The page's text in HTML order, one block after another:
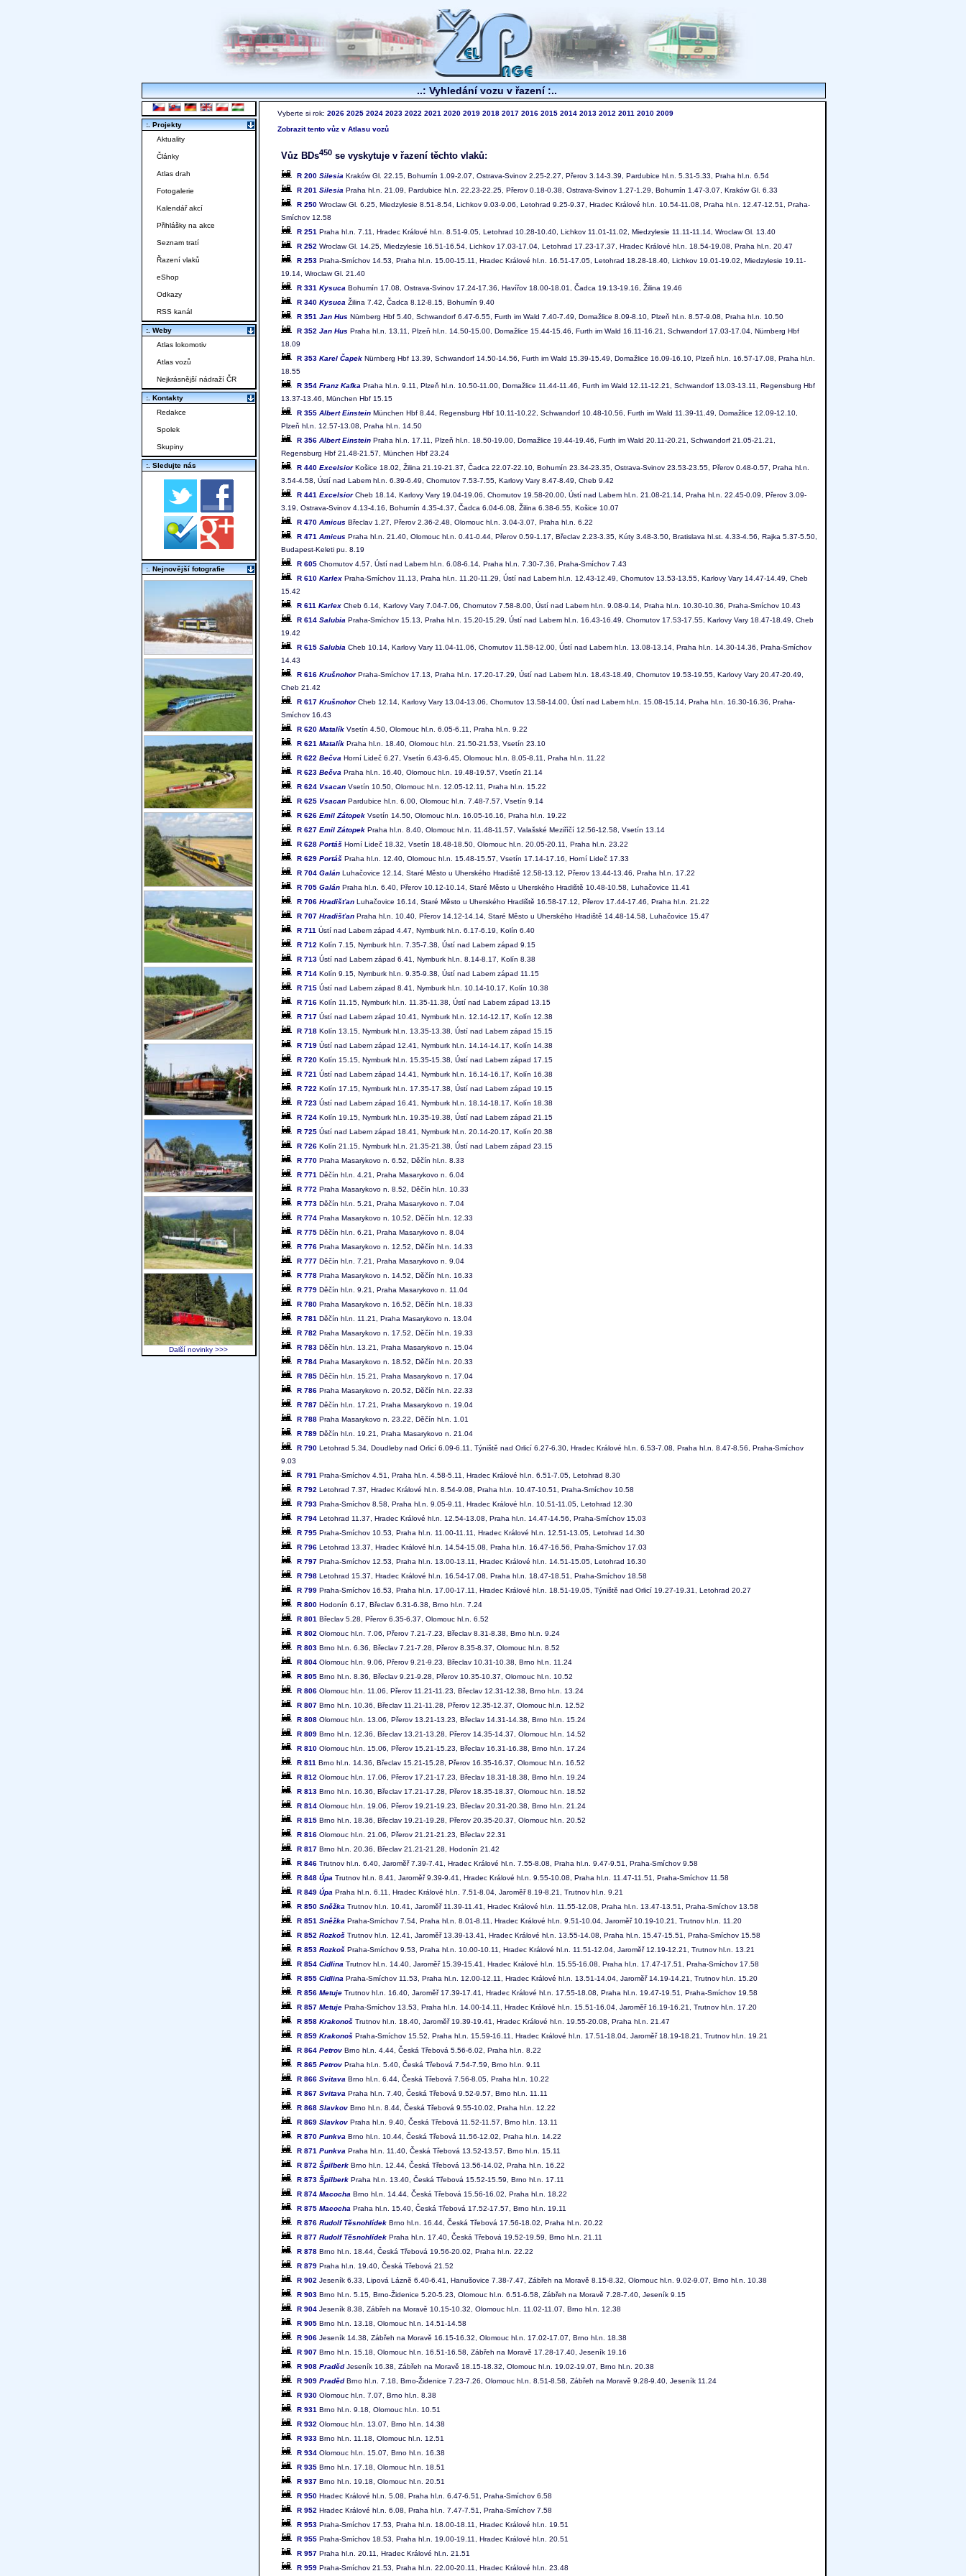
..: Vyhledání vozu v řazení :..
Vyberte si rok: 2026 2025 2024 2023 2022 2021 2020 2019 2018 2017 2016 2015 2014 2013 2012 2011 2010 2009
Zobrazit tento vůz v Atlasu vozů
Vůz BDs450 se vyskytuje v řazení těchto vlaků:
R 200 Silesia Kraków Gl. 22.15, Bohumín 1.09-2.07, Ostrava-Svinov 2.25-2.27, Přerov 3.14-3.39, Pardubice hl.n. 5.31-5.33, Praha hl.n. 6.54
R 201 Silesia Praha hl.n. 21.09, Pardubice hl.n. 22.23-22.25, Přerov 0.18-0.38, Ostrava-Svinov 1.27-1.29, Bohumín 1.47-3.07, Kraków Gl. 6.33
R 250 Wroclaw Gl. 6.25, Miedzylesie 8.51-8.54, Lichkov 9.03-9.06, Letohrad 9.25-9.37, Hradec Králové hl.n. 10.54-11.08, Praha hl.n. 12.47-12.51, Praha-
Smíchov 12.58
R 251 Praha hl.n. 7.11, Hradec Králové hl.n. 8.51-9.05, Letohrad 10.28-10.40, Lichkov 11.01-11.02, Miedzylesie 11.11-11.14, Wroclaw Gl. 13.40
R 252 Wroclaw Gl. 14.25, Miedzylesie 16.51-16.54, Lichkov 17.03-17.04, Letohrad 17.23-17.37, Hradec Králové hl.n. 18.54-19.08, Praha hl.n. 20.47
R 253 Praha-Smíchov 14.53, Praha hl.n. 15.00-15.11, Hradec Králové hl.n. 16.51-17.05, Letohrad 18.28-18.40, Lichkov 19.01-19.02, Miedzylesie 19.11-
19.14, Wroclaw Gl. 21.40
R 331 Kysuca Bohumín 17.08, Ostrava-Svinov 17.24-17.36, Havířov 18.00-18.01, Čadca 19.13-19.16, Žilina 19.46
R 340 Kysuca Žilina 7.42, Čadca 8.12-8.15, Bohumín 9.40
R 351 Jan Hus Nürnberg Hbf 5.40, Schwandorf 6.47-6.55, Furth im Wald 7.40-7.49, Domažlice 8.09-8.10, Plzeň hl.n. 8.57-9.08, Praha hl.n. 10.50
R 352 Jan Hus Praha hl.n. 13.11, Plzeň hl.n. 14.50-15.00, Domažlice 15.44-15.46, Furth im Wald 16.11-16.21, Schwandorf 17.03-17.04, Nürnberg Hbf
18.09
R 353 Karel Čapek Nürnberg Hbf 13.39, Schwandorf 14.50-14.56, Furth im Wald 15.39-15.49, Domažlice 16.09-16.10, Plzeň hl.n. 16.57-17.08, Praha hl.n.
18.55
R 354 Franz Kafka Praha hl.n. 9.11, Plzeň hl.n. 10.50-11.00, Domažlice 11.44-11.46, Furth im Wald 12.11-12.21, Schwandorf 13.03-13.11, Regensburg Hbf
13.37-13.46, München Hbf 15.15
R 355 Albert Einstein München Hbf 8.44, Regensburg Hbf 10.11-10.22, Schwandorf 10.48-10.56, Furth im Wald 11.39-11.49, Domažlice 12.09-12.10,
Plzeň hl.n. 12.57-13.08, Praha hl.n. 14.50
R 356 Albert Einstein Praha hl.n. 17.11, Plzeň hl.n. 18.50-19.00, Domažlice 19.44-19.46, Furth im Wald 20.11-20.21, Schwandorf 21.05-21.21,
Regensburg Hbf 21.48-21.57, München Hbf 23.24
R 440 ExcelsiorKošice 18.02, Žilina 21.19-21.37, Čadca 22.07-22.10, Bohumín 23.34-23.35, Ostrava-Svinov 23.53-23.55, Přerov 0.48-0.57, Praha hl.n.
3.54-4.58, Ústí nad Labem hl.n. 6.39-6.49, Chomutov 7.53-7.55, Karlovy Vary 8.47-8.49, Cheb 9.42
R 441 ExcelsiorCheb 18.14, Karlovy Vary 19.04-19.06, Chomutov 19.58-20.00, Ústí nad Labem hl.n. 21.08-21.14, Praha hl.n. 22.45-0.09, Přerov 3.09-
3.19, Ostrava-Svinov 4.13-4.16, Bohumín 4.35-4.37, Čadca 6.04-6.08, Žilina 6.38-6.55, Košice 10.07
R 470 Amicus Břeclav 1.27, Přerov 2.36-2.48, Olomouc hl.n. 3.04-3.07, Praha hl.n. 6.22
R 471 Amicus Praha hl.n. 21.40, Olomouc hl.n. 0.41-0.44, Přerov 0.59-1.17, Břeclav 2.23-3.35, Kúty 3.48-3.50, Bratislava hl.st. 4.33-4.56, Rajka 5.37-5.50,
Budapest-Keleti pu. 8.19
R 605 Chomutov 4.57, Ústí nad Labem hl.n. 6.08-6.14, Praha hl.n. 7.30-7.36, Praha-Smíchov 7.43
R 610 Karlex Praha-Smíchov 11.13, Praha hl.n. 11.20-11.29, Ústí nad Labem hl.n. 12.43-12.49, Chomutov 13.53-13.55, Karlovy Vary 14.47-14.49, Cheb
15.42
R 611 Karlex Cheb 6.14, Karlovy Vary 7.04-7.06, Chomutov 7.58-8.00, Ústí nad Labem hl.n. 9.08-9.14, Praha hl.n. 10.30-10.36, Praha-Smíchov 10.43
R 614 Salubia Praha-Smíchov 15.13, Praha hl.n. 15.20-15.29, Ústí nad Labem hl.n. 16.43-16.49, Chomutov 17.53-17.55, Karlovy Vary 18.47-18.49, Cheb
19.42
R 615 Salubia Cheb 10.14, Karlovy Vary 11.04-11.06, Chomutov 11.58-12.00, Ústí nad Labem hl.n. 13.08-13.14, Praha hl.n. 14.30-14.36, Praha-Smíchov
14.43
R 616 KrušnohorPraha-Smíchov 17.13, Praha hl.n. 17.20-17.29, Ústí nad Labem hl.n. 18.43-18.49, Chomutov 19.53-19.55, Karlovy Vary 20.47-20.49,
Cheb 21.42
R 617 KrušnohorCheb 12.14, Karlovy Vary 13.04-13.06, Chomutov 13.58-14.00, Ústí nad Labem hl.n. 15.08-15.14, Praha hl.n. 16.30-16.36, Praha-
Smíchov 16.43
R 620 Matalík Vsetín 4.50, Olomouc hl.n. 6.05-6.11, Praha hl.n. 9.22
R 621 Matalík Praha hl.n. 18.40, Olomouc hl.n. 21.50-21.53, Vsetín 23.10
R 622 Bečva Horní Lideč 6.27, Vsetín 6.43-6.45, Olomouc hl.n. 8.05-8.11, Praha hl.n. 11.22
R 623 Bečva Praha hl.n. 16.40, Olomouc hl.n. 19.48-19.57, Vsetín 21.14
R 624 Vsacan Vsetín 10.50, Olomouc hl.n. 12.05-12.11, Praha hl.n. 15.22
R 625 Vsacan Pardubice hl.n. 6.00, Olomouc hl.n. 7.48-7.57, Vsetín 9.14
R 626 Emil Zátopek Vsetín 14.50, Olomouc hl.n. 16.05-16.16, Praha hl.n. 19.22
R 627 Emil Zátopek Praha hl.n. 8.40, Olomouc hl.n. 11.48-11.57, Valašské Meziříčí 12.56-12.58, Vsetín 13.14
R 628 Portáš Horní Lideč 18.32, Vsetín 18.48-18.50, Olomouc hl.n. 20.05-20.11, Praha hl.n. 23.22
R 629 Portáš Praha hl.n. 12.40, Olomouc hl.n. 15.48-15.57, Vsetín 17.14-17.16, Horní Lideč 17.33
R 704 Galán Luhačovice 12.14, Staré Město u Uherského Hradiště 12.58-13.12, Přerov 13.44-13.46, Praha hl.n. 17.22
R 705 Galán Praha hl.n. 6.40, Přerov 10.12-10.14, Staré Město u Uherského Hradiště 10.48-10.58, Luhačovice 11.41
R 706 Hradišťan Luhačovice 16.14, Staré Město u Uherského Hradiště 16.58-17.12, Přerov 17.44-17.46, Praha hl.n. 21.22
R 707 Hradišťan Praha hl.n. 10.40, Přerov 14.12-14.14, Staré Město u Uherského Hradiště 14.48-14.58, Luhačovice 15.47
R 711 Ústí nad Labem západ 4.47, Nymburk hl.n. 6.17-6.19, Kolín 6.40
R 712 Kolín 7.15, Nymburk hl.n. 7.35-7.38, Ústí nad Labem západ 9.15
R 713 Ústí nad Labem západ 6.41, Nymburk hl.n. 8.14-8.17, Kolín 8.38
R 714 Kolín 9.15, Nymburk hl.n. 9.35-9.38, Ústí nad Labem západ 11.15
R 715 Ústí nad Labem západ 8.41, Nymburk hl.n. 10.14-10.17, Kolín 10.38
R 716 Kolín 11.15, Nymburk hl.n. 11.35-11.38, Ústí nad Labem západ 13.15
R 717 Ústí nad Labem západ 10.41, Nymburk hl.n. 12.14-12.17, Kolín 12.38
R 718 Kolín 13.15, Nymburk hl.n. 13.35-13.38, Ústí nad Labem západ 15.15
R 719 Ústí nad Labem západ 12.41, Nymburk hl.n. 14.14-14.17, Kolín 14.38
R 720 Kolín 15.15, Nymburk hl.n. 15.35-15.38, Ústí nad Labem západ 17.15
R 721 Ústí nad Labem západ 14.41, Nymburk hl.n. 16.14-16.17, Kolín 16.38
R 722 Kolín 17.15, Nymburk hl.n. 17.35-17.38, Ústí nad Labem západ 19.15
R 723 Ústí nad Labem západ 16.41, Nymburk hl.n. 18.14-18.17, Kolín 18.38
R 724 Kolín 19.15, Nymburk hl.n. 19.35-19.38, Ústí nad Labem západ 21.15
R 725 Ústí nad Labem západ 18.41, Nymburk hl.n. 20.14-20.17, Kolín 20.38
R 726 Kolín 21.15, Nymburk hl.n. 21.35-21.38, Ústí nad Labem západ 23.15
R 770 Praha Masarykovo n. 6.52, Děčín hl.n. 8.33
R 771 Děčín hl.n. 4.21, Praha Masarykovo n. 6.04
R 772 Praha Masarykovo n. 8.52, Děčín hl.n. 10.33
R 773 Děčín hl.n. 5.21, Praha Masarykovo n. 7.04
R 774 Praha Masarykovo n. 10.52, Děčín hl.n. 12.33
R 775 Děčín hl.n. 6.21, Praha Masarykovo n. 8.04
R 776 Praha Masarykovo n. 12.52, Děčín hl.n. 14.33
R 777 Děčín hl.n. 7.21, Praha Masarykovo n. 9.04
R 778 Praha Masarykovo n. 14.52, Děčín hl.n. 16.33
R 779 Děčín hl.n. 9.21, Praha Masarykovo n. 11.04
R 780 Praha Masarykovo n. 16.52, Děčín hl.n. 18.33
R 781 Děčín hl.n. 11.21, Praha Masarykovo n. 13.04
R 782 Praha Masarykovo n. 17.52, Děčín hl.n. 19.33
R 783 Děčín hl.n. 13.21, Praha Masarykovo n. 15.04
R 784 Praha Masarykovo n. 18.52, Děčín hl.n. 20.33
R 785 Děčín hl.n. 15.21, Praha Masarykovo n. 17.04
R 786 Praha Masarykovo n. 20.52, Děčín hl.n. 22.33
R 787 Děčín hl.n. 17.21, Praha Masarykovo n. 19.04
R 788 Praha Masarykovo n. 23.22, Děčín hl.n. 1.01
R 789 Děčín hl.n. 19.21, Praha Masarykovo n. 21.04
R 790 Letohrad 5.34, Doudleby nad Orlicí 6.09-6.11, Týniště nad Orlicí 6.27-6.30, Hradec Králové hl.n. 6.53-7.08, Praha hl.n. 8.47-8.56, Praha-Smíchov
9.03
R 791 Praha-Smíchov 4.51, Praha hl.n. 4.58-5.11, Hradec Králové hl.n. 6.51-7.05, Letohrad 8.30
R 792 Letohrad 7.37, Hradec Králové hl.n. 8.54-9.08, Praha hl.n. 10.47-10.51, Praha-Smíchov 10.58
R 793 Praha-Smíchov 8.58, Praha hl.n. 9.05-9.11, Hradec Králové hl.n. 10.51-11.05, Letohrad 12.30
R 794 Letohrad 11.37, Hradec Králové hl.n. 12.54-13.08, Praha hl.n. 14.47-14.56, Praha-Smíchov 15.03
R 795 Praha-Smíchov 10.53, Praha hl.n. 11.00-11.11, Hradec Králové hl.n. 12.51-13.05, Letohrad 14.30
R 796 Letohrad 13.37, Hradec Králové hl.n. 14.54-15.08, Praha hl.n. 16.47-16.56, Praha-Smíchov 17.03
R 797 Praha-Smíchov 12.53, Praha hl.n. 13.00-13.11, Hradec Králové hl.n. 14.51-15.05, Letohrad 16.30
R 798 Letohrad 15.37, Hradec Králové hl.n. 16.54-17.08, Praha hl.n. 18.47-18.51, Praha-Smíchov 18.58
R 799 Praha-Smíchov 16.53, Praha hl.n. 17.00-17.11, Hradec Králové hl.n. 18.51-19.05, Týniště nad Orlicí 19.27-19.31, Letohrad 20.27
R 800 Hodonín 6.17, Břeclav 6.31-6.38, Brno hl.n. 7.24
R 801 Břeclav 5.28, Přerov 6.35-6.37, Olomouc hl.n. 6.52
R 802 Olomouc hl.n. 7.06, Přerov 7.21-7.23, Břeclav 8.31-8.38, Brno hl.n. 9.24
R 803 Brno hl.n. 6.36, Břeclav 7.21-7.28, Přerov 8.35-8.37, Olomouc hl.n. 8.52
R 804 Olomouc hl.n. 9.06, Přerov 9.21-9.23, Břeclav 10.31-10.38, Brno hl.n. 11.24
R 805 Brno hl.n. 8.36, Břeclav 9.21-9.28, Přerov 10.35-10.37, Olomouc hl.n. 10.52
R 806 Olomouc hl.n. 11.06, Přerov 11.21-11.23, Břeclav 12.31-12.38, Brno hl.n. 13.24
R 807 Brno hl.n. 10.36, Břeclav 11.21-11.28, Přerov 12.35-12.37, Olomouc hl.n. 12.52
R 808 Olomouc hl.n. 13.06, Přerov 13.21-13.23, Břeclav 14.31-14.38, Brno hl.n. 15.24
R 809 Brno hl.n. 12.36, Břeclav 13.21-13.28, Přerov 14.35-14.37, Olomouc hl.n. 14.52
R 810 Olomouc hl.n. 15.06, Přerov 15.21-15.23, Břeclav 16.31-16.38, Brno hl.n. 17.24
R 811 Brno hl.n. 14.36, Břeclav 15.21-15.28, Přerov 16.35-16.37, Olomouc hl.n. 16.52
R 812 Olomouc hl.n. 17.06, Přerov 17.21-17.23, Břeclav 18.31-18.38, Brno hl.n. 19.24
R 813 Brno hl.n. 16.36, Břeclav 17.21-17.28, Přerov 18.35-18.37, Olomouc hl.n. 18.52
R 814 Olomouc hl.n. 19.06, Přerov 19.21-19.23, Břeclav 20.31-20.38, Brno hl.n. 21.24
R 815 Brno hl.n. 18.36, Břeclav 19.21-19.28, Přerov 20.35-20.37, Olomouc hl.n. 20.52
R 816 Olomouc hl.n. 21.06, Přerov 21.21-21.23, Břeclav 22.31
R 817 Brno hl.n. 20.36, Břeclav 21.21-21.28, Hodonín 21.42
R 846 Trutnov hl.n. 6.40, Jaroměř 7.39-7.41, Hradec Králové hl.n. 7.55-8.08, Praha hl.n. 9.47-9.51, Praha-Smíchov 9.58
R 848 Úpa Trutnov hl.n. 8.41, Jaroměř 9.39-9.41, Hradec Králové hl.n. 9.55-10.08, Praha hl.n. 11.47-11.51, Praha-Smíchov 11.58
R 849 Úpa Praha hl.n. 6.11, Hradec Králové hl.n. 7.51-8.04, Jaroměř 8.19-8.21, Trutnov hl.n. 9.21
R 850 Sněžka Trutnov hl.n. 10.41, Jaroměř 11.39-11.41, Hradec Králové hl.n. 11.55-12.08, Praha hl.n. 13.47-13.51, Praha-Smíchov 13.58
R 851 Sněžka Praha-Smíchov 7.54, Praha hl.n. 8.01-8.11, Hradec Králové hl.n. 9.51-10.04, Jaroměř 10.19-10.21, Trutnov hl.n. 11.20
R 852 Rozkoš Trutnov hl.n. 12.41, Jaroměř 13.39-13.41, Hradec Králové hl.n. 13.55-14.08, Praha hl.n. 15.47-15.51, Praha-Smíchov 15.58
R 853 Rozkoš Praha-Smíchov 9.53, Praha hl.n. 10.00-10.11, Hradec Králové hl.n. 11.51-12.04, Jaroměř 12.19-12.21, Trutnov hl.n. 13.21
R 854 Cidlina Trutnov hl.n. 14.40, Jaroměř 15.39-15.41, Hradec Králové hl.n. 15.55-16.08, Praha hl.n. 17.47-17.51, Praha-Smíchov 17.58
R 855 Cidlina Praha-Smíchov 11.53, Praha hl.n. 12.00-12.11, Hradec Králové hl.n. 13.51-14.04, Jaroměř 14.19-14.21, Trutnov hl.n. 15.20
R 856 Metuje Trutnov hl.n. 16.40, Jaroměř 17.39-17.41, Hradec Králové hl.n. 17.55-18.08, Praha hl.n. 19.47-19.51, Praha-Smíchov 19.58
R 857 Metuje Praha-Smíchov 13.53, Praha hl.n. 14.00-14.11, Hradec Králové hl.n. 15.51-16.04, Jaroměř 16.19-16.21, Trutnov hl.n. 17.20
R 858 Krakonoš Trutnov hl.n. 18.40, Jaroměř 19.39-19.41, Hradec Králové hl.n. 19.55-20.08, Praha hl.n. 21.47
R 859 Krakonoš Praha-Smíchov 15.52, Praha hl.n. 15.59-16.11, Hradec Králové hl.n. 17.51-18.04, Jaroměř 18.19-18.21, Trutnov hl.n. 19.21
R 864 Petrov Brno hl.n. 4.44, Česká Třebová 5.56-6.02, Praha hl.n. 8.22
R 865 Petrov Praha hl.n. 5.40, Česká Třebová 7.54-7.59, Brno hl.n. 9.11
R 866 Svitava Brno hl.n. 6.44, Česká Třebová 7.56-8.05, Praha hl.n. 10.22
R 867 Svitava Praha hl.n. 7.40, Česká Třebová 9.52-9.57, Brno hl.n. 11.11
R 868 Slavkov Brno hl.n. 8.44, Česká Třebová 9.55-10.02, Praha hl.n. 12.22
R 869 Slavkov Praha hl.n. 9.40, Česká Třebová 11.52-11.57, Brno hl.n. 13.11
R 870 Punkva Brno hl.n. 10.44, Česká Třebová 11.56-12.02, Praha hl.n. 14.22
R 871 Punkva Praha hl.n. 11.40, Česká Třebová 13.52-13.57, Brno hl.n. 15.11
R 872 Špilberk Brno hl.n. 12.44, Česká Třebová 13.56-14.02, Praha hl.n. 16.22
R 873 Špilberk Praha hl.n. 13.40, Česká Třebová 15.52-15.59, Brno hl.n. 17.11
R 874 Macocha Brno hl.n. 14.44, Česká Třebová 15.56-16.02, Praha hl.n. 18.22
R 875 Macocha Praha hl.n. 15.40, Česká Třebová 17.52-17.57, Brno hl.n. 19.11
R 876 Rudolf Těsnohlídek Brno hl.n. 16.44, Česká Třebová 17.56-18.02, Praha hl.n. 20.22
R 877 Rudolf Těsnohlídek Praha hl.n. 17.40, Česká Třebová 19.52-19.59, Brno hl.n. 21.11
R 878 Brno hl.n. 18.44, Česká Třebová 19.56-20.02, Praha hl.n. 22.22
R 879 Praha hl.n. 19.40, Česká Třebová 21.52
R 902 Jeseník 6.33, Lipová Lázně 6.40-6.41, Hanušovice 7.38-7.47, Zábřeh na Moravě 8.15-8.32, Olomouc hl.n. 9.02-9.07, Brno hl.n. 10.38
R 903 Brno hl.n. 5.15, Brno-Židenice 5.20-5.23, Olomouc hl.n. 6.51-6.58, Zábřeh na Moravě 7.28-7.40, Jeseník 9.15
R 904 Jeseník 8.38, Zábřeh na Moravě 10.15-10.32, Olomouc hl.n. 11.02-11.07, Brno hl.n. 12.38
R 905 Brno hl.n. 13.18, Olomouc hl.n. 14.51-14.58
R 906 Jeseník 14.38, Zábřeh na Moravě 16.15-16.32, Olomouc hl.n. 17.02-17.07, Brno hl.n. 18.38
R 907 Brno hl.n. 15.18, Olomouc hl.n. 16.51-16.58, Zábřeh na Moravě 17.28-17.40, Jeseník 19.16
R 908 PradědJeseník 16.38, Zábřeh na Moravě 18.15-18.32, Olomouc hl.n. 19.02-19.07, Brno hl.n. 20.38
R 909 PradědBrno hl.n. 7.18, Brno-Židenice 7.23-7.26, Olomouc hl.n. 8.51-8.58, Zábřeh na Moravě 9.28-9.40, Jeseník 11.24
R 930 Olomouc hl.n. 7.07, Brno hl.n. 8.38
R 931 Brno hl.n. 9.18, Olomouc hl.n. 10.51
R 932 Olomouc hl.n. 13.07, Brno hl.n. 14.38
R 933 Brno hl.n. 11.18, Olomouc hl.n. 12.51
R 934 Olomouc hl.n. 15.07, Brno hl.n. 16.38
R 935 Brno hl.n. 17.18, Olomouc hl.n. 18.51
R 937 Brno hl.n. 19.18, Olomouc hl.n. 20.51
R 950 Hradec Králové hl.n. 5.08, Praha hl.n. 6.47-6.51, Praha-Smíchov 6.58
R 952 Hradec Králové hl.n. 6.08, Praha hl.n. 7.47-7.51, Praha-Smíchov 7.58
R 953 Praha-Smíchov 17.53, Praha hl.n. 18.00-18.11, Hradec Králové hl.n. 19.51
R 955 Praha-Smíchov 18.53, Praha hl.n. 19.00-19.11, Hradec Králové hl.n. 20.51
R 957 Praha hl.n. 20.11, Hradec Králové hl.n. 21.51
R 959 Praha-Smíchov 21.53, Praha hl.n. 22.00-20.11, Hradec Králové hl.n. 23.48
:. Projekty
Aktuality
Články
Atlas drah
Fotogalerie
Kalendář akcí
Přihlášky na akce
Seznam tratí
Řazení vlaků
eShop
Odkazy
RSS kanál
:. Weby
Atlas lokomotiv
Atlas vozů
Nejkrásnější nádraží ČR
:. Kontakty
Redakce
Spolek
Skupiny
:. Sledujte nás
:. Nejnovější fotografie
Další novinky >>>